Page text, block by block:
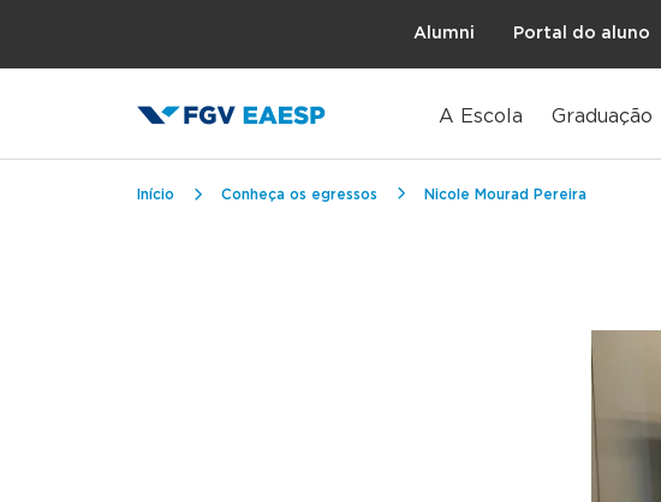
Alumni Portal do aluno
A Escola Graduação
Trilha de navegação
Início Conheça os egressos Nicole Mourad Pereira